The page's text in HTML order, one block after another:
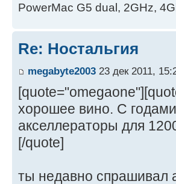
PowerMac G5 dual, 2GHz,
Re: Ностальгия
megabyte2003 23 дек 2011,
хорошее вино. С
акселлераторы для
[/quote]
ты недавно спрашивал